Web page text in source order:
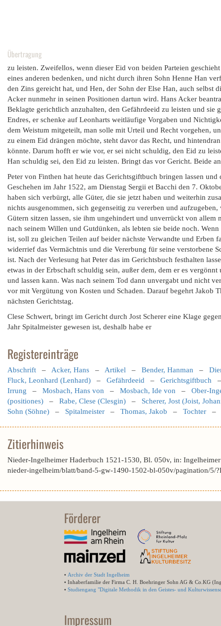
Übertragung
zu leisten. Zweifellos, wenn dieser Eid von beiden Parteien
eines anderen bedenken, und nicht durch ihren Sohn Henne Han
den Zins gereicht hat, und Hen, der Sohn der Else Han, auch selbst
Acker nunmehr in seinen Positionen dartun wird. Hans Acker
Beklagte gerichtlich anzuhalten, den Gefährdeeid zu leisten und sie
Endres, er schenke auf Leonharts weitläufige Vorgaben und
dem Weistum mitgeteilt, man solle mit Urteil und Recht vorgehen,
zu einem Eid drängen möchte, steht davor das Recht, und
könnte. Darum hofft er wie vor, er sei nicht schuldig, den Eid zu
Han schuldig sei, den Eid zu leisten. Bringt das vor Gericht. Beide
Peter von Finthen hat heute das Gerichtsgiftbuch bringen lassen
Geschehen im Jahr 1522, am Dienstag Sergii et Bacchi den 7.
haben sich verbürgt, alle Güter, die sie jetzt haben und weiterhin
nichts ausgenommen, sich gegenseitig zu vererben und
Gütern sitzen lassen, sie ihm ungehindert und unverrückt von
nach seinem Willen und Gutdünken, als lebten sie beide noch.
ist, soll zu gleichen Teilen auf beider nächste Verwandte und Erben
widerrief das Vermächtnis und die Vererbung für seine verstorbene
ist. Nach der Verlesung hat Peter das im Gerichtsbuch festhalten
etwas in der Erbschaft schuldig sein, außer dem, dem er es
und lassen kann. Was nach seinem Tod dann unvergabt und nicht
vor mit Vergütung von Kosten und Schaden. Darauf begehrt Jakob
nächsten Gerichtstag.
Clese Schwert, bringt im Gericht durch Jost Scherer eine Klage
Jahr Spitalmeister gewesen ist, deshalb habe er
Registereinträge
Abschrift – Acker, Hans – Artikel – Bender, Hanman –
Fluck, Leonhard (Lenhard) – Gefährdeeid – Gerichtsgiftbuch
Irrung – Mosbach, Hans von – Mosbach, Ide von – Ober-
(positiones) – Rabe, Clese (Clesgin) – Scherer, Jost (Joist,
Sohn (Söhne) – Spitalmeister – Thomas, Jakob – Tochter
Zitierhinweis
Nieder-Ingelheimer Haderbuch 1521-1530, Bl. 050v, in:
nieder-ingelheim/blatt/band-5-gw-1490-1502-bl-050v/pagination/
Förderer
• Archiv der Stadt Ingelheim
• Inhaberfamilie der Firma C. H. Boehringer Sohn AG & Co.KG
• Studiengang "Digitale Methodik in den Geistes- und
Impressum